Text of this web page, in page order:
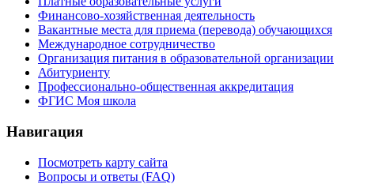
Финансово-хозяйственная деятельность
Вакантные места для приема (перевода) обучающихся
Международное сотрудничество
Организация питания в образовательной организации
Абитуриенту
Профессионально-общественная аккредитация
ФГИС Моя школа
Навигация
Посмотреть карту сайта
Вопросы и ответы (FAQ)